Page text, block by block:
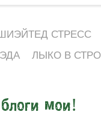
СТРЕСС
ЛЫКО В
мои!